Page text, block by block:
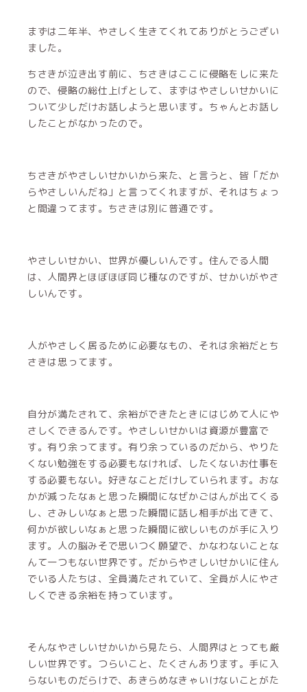
まずは二年半、やさしく生きてくれてありがとうござい
ました。
ちさきが泣き出す前に、ちさきはここに侵略をしに来た
ので、侵略の総仕上げとして、まずはやさしいせかいに
ついて少しだけお話しようと思います。ちゃんとお話し
したことがなかったので。
ちさきがやさしいせかいから来た、と言うと、皆「だか
らやさしいんだね」と言ってくれますが、それはちょっ
と間違ってます。ちさきは別に普通です。
やさしいせかい、世界が優しいんです。住んでる人間
は、人間界とほぼほぼ同じ種なのですが、せかいがやさ
しいんです。
人がやさしく居るために必要なもの、それは余裕だとち
さきは思ってます。
自分が満たされて、余裕ができたときにはじめて人にや
さしくできるんです。やさしいせかいは資源が豊富で
す。有り余ってます。有り余っているのだから、やりた
くない勉強をする必要もなければ、したくないお仕事を
する必要もない。好きなことだけしていられます。おな
かが減ったなぁと思った瞬間になぜかごはんが出てくる
し、さみしいなぁと思った瞬間に話し相手が出てきて、
何かが欲しいなぁと思った瞬間に欲しいものが手に入り
ます。人の脳みそで思いつく願望で、かなわないことな
んて一つもない世界です。だからやさしいせかいに住ん
でいる人たちは、全員満たされていて、全員が人にやさ
しくできる余裕を持っています。
そんなやさしいせかいから見たら、人間界はとっても厳
しい世界です。つらいこと、たくさんあります。手に入
らないものだらけで、あきらめなきゃいけないことがた